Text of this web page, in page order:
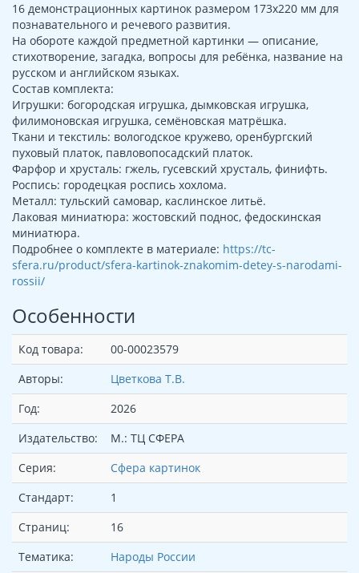
16 демонстрационных картинок размером 173х220 мм для
познавательного и речевого развития.
На обороте каждой предметной картинки — описание,
стихотворение, загадка, вопросы для ребёнка, название на
русском и английском языках.
Состав комплекта:
Игрушки: богородская игрушка, дымковская игрушка,
филимоновская игрушка, семёновская матрёшка.
Ткани и текстиль: вологодское кружево, оренбургский
пуховый платок, павловопосадский платок.
Фарфор и хрусталь: гжель, гусевский хрусталь, финифть.
Роспись: городецкая роспись хохлома.
Металл: тульский самовар, каслинское литьё.
Лаковая миниатюра: жостовский поднос, федоскинская
миниатюра.
Подробнее о комплекте в материале: https://tc-
sfera.ru/product/sfera-kartinok-znakomim-detey-s-narodami-
rossii/
Особенности
Код товара:
00-00023579
Авторы:
Цветкова Т.В.
Год:
2026
Издательство:
М.: ТЦ СФЕРА
Серия:
Сфера картинок
Стандарт:
1
Страниц:
16
Тематика:
Народы России